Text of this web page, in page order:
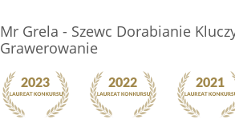
Mr Grela - Szewc Dorabianie
Grawerowanie